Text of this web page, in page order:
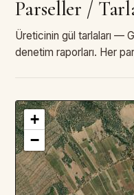
Parseller /
Üreticinin gül tarlaları —
denetim raporları. Her
3 PARSEL ·
+
−